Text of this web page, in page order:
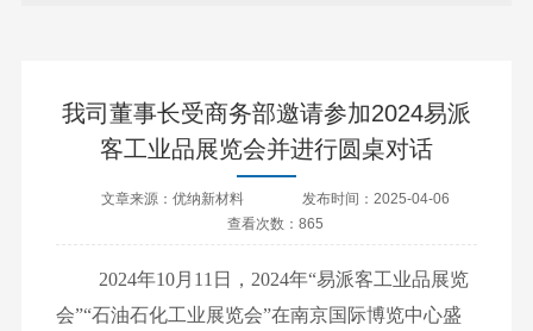
我司董事长受商务部邀请参加2024易派
客工业品展览会并进行圆桌对话
文章来源：优纳新材料
发布时间：2025-04-06
查看次数：865
2024年10月11日，2024年“易派客工业品展览
会”“石油石化工业展览会”在南京国际博览中心盛